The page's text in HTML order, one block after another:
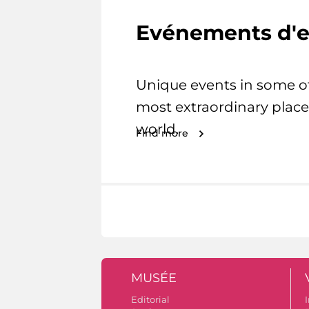
Evénements
Unique events in some
most extraordinary
world.
Find more
MUSÉE
Editorial